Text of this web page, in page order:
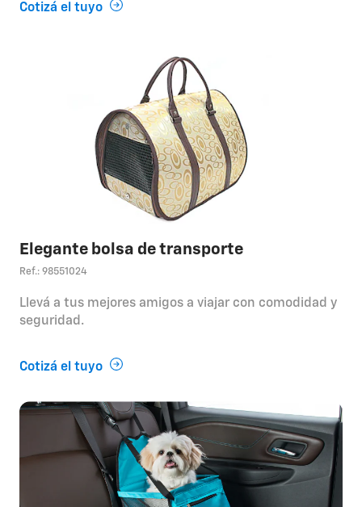
Cotizá el tuyo
Elegante bolsa de transporte
Ref.: 98551024
Llevá a tus mejores amigos a viajar con comodidad y
seguridad.
Cotizá el tuyo